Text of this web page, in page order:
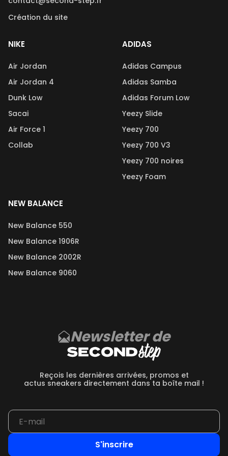
Création du site
NIKE
Air Jordan
Air Jordan 4
Dunk Low
Sacai
Air Force 1
Collab
ADIDAS
Adidas Campus
Adidas Samba
Adidas Forum Low
Yeezy Slide
Yeezy 700
Yeezy 700 V3
Yeezy 700 noires
Yeezy Foam
NEW BALANCE
New Balance 550
New Balance 1906R
New Balance 2002R
New Balance 9060
Newsletter de
Reçois les dernières arrivées, promos et
actus sneakers directement dans ta boîte mail !
S'inscrire